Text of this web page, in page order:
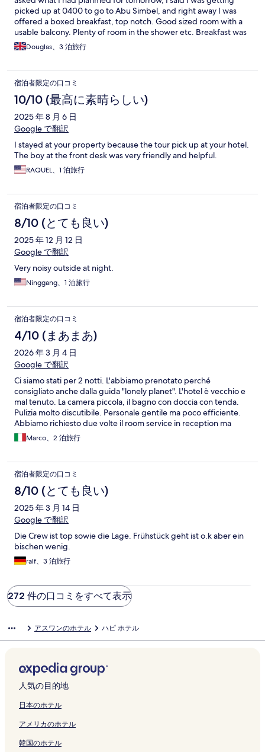
picked up at 0400 to go to Abu Simbel, and right away I was
offered a boxed breakfast, top notch. Good sized room with a
usable balcony. Plenty of room in the shower etc. Breakfast was
a good selection. I would happily stay here again
Douglas、3 泊旅行
宿泊者限定の口コミ
10/10 (最高に素晴らしい)
2025 年 8 月 6 日
Google で翻訳
I stayed at your property because the tour pick up at your hotel.
The boy at the front desk was very friendly and helpful.
RAQUEL、1 泊旅行
宿泊者限定の口コミ
8/10 (とても良い)
2025 年 12 月 12 日
Google で翻訳
Very noisy outside at night.
Ninggang、1 泊旅行
宿泊者限定の口コミ
4/10 (まあまあ)
2026 年 3 月 4 日
Google で翻訳
Ci siamo stati per 2 notti. L'abbiamo prenotato perché
consigliato anche dalla guida "lonely planet". L'hotel è vecchio e
mal tenuto. La camera piccola, il bagno con doccia con tenda.
Pulizia molto discutibile. Personale gentile ma poco efficiente.
Abbiamo richiesto due volte il room service in reception ma
dopo un'oretta abbondante sono dovuto scendere per
sollecitare. Abbiamo richiesto la carta igienica (era finita) ma non
d'asporto (per la visita ad abu simbel) ed e stata ottima.
Marco、2 泊旅行
宿泊者限定の口コミ
8/10 (とても良い)
2025 年 3 月 14 日
Google で翻訳
Die Crew ist top sowie die Lage. Frühstück geht ist o.k aber ein
bischen wenig.
ralf、3 泊旅行
272 件の口コミをすべて表示
アスワンのホテル ハピ ホテル
人気の目的地
日本のホテル
アメリカのホテル
韓国のホテル